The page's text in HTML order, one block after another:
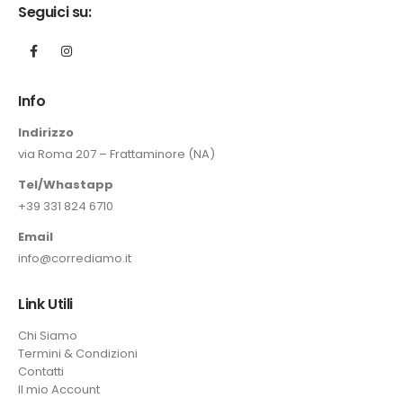
Seguici su:
Info
Indirizzo
via Roma 207 – Frattaminore (NA)
Tel/Whastapp
+39 331 824 6710
Email
info@corrediamo.it
Link Utili
Chi Siamo
Termini & Condizioni
Contatti
Il mio Account